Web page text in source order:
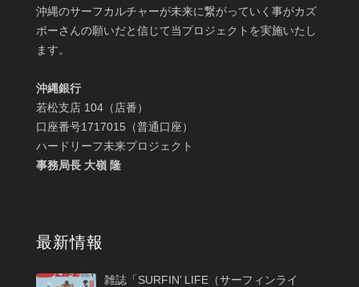
沖縄のサーフカルチャーが未来に繋がっていく事がカズ
ボーさんの願いだと信じて当プロジェクトを実施いたし
ます。
沖縄銀行
若松支店 104（店番）
口座番号1717015（普通口座）
ハードリーフ未来プロジェクト
事務局長 大嶺 隆
最新情報
雑誌「SURFIN’ LIFE（サーフィンライ